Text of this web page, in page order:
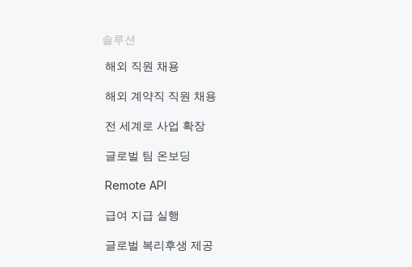
솔루션
해외 직원 채용
해외 계약직 직원 채용
전 세계로 사업 확장
글로벌 팀 온보딩
Remote API
급여 지급 실행
글로벌 복리후생 제공